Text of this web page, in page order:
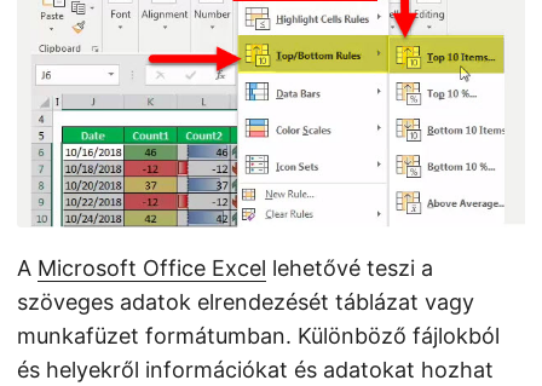
A Microsoft Office Excel lehetővé teszi a
szöveges adatok elrendezését táblázat vagy
munkafüzet formátumban. Különböző fájlokból
és helyekről információkat és adatokat hozhat